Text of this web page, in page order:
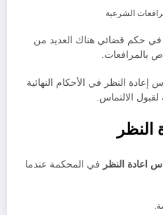
في حكم قضائي هناك العديد من
بالمرافعات.
النظر في الأحكام النهائية
الالتماس.
اعادة النظر في المحكمة عندما